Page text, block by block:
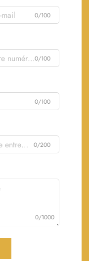
0/100
0/100
0/100
0/200
0/1000